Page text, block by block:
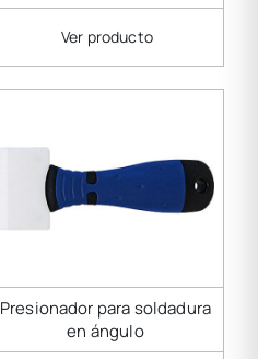
Ver producto
Presionador para soldadura
en ángulo